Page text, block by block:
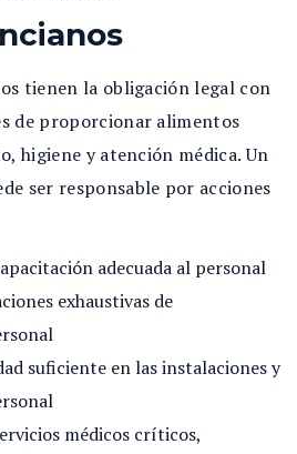
tienen la obligación legal con
de proporcionar alimentos
higiene y atención médica. Un
ser responsable por acciones
adecuada al personal
exhaustivas de
suficiente en las instalaciones y
médicos críticos,